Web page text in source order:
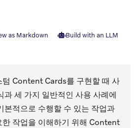
as Markdown
Build with an LLM
텀 Content Cards를 구현할 때 사
과 세 가지 일반적인 사용 사례에
본적으로 수행할 수 있는 작업과
한 작업을 이해하기 위해 Content